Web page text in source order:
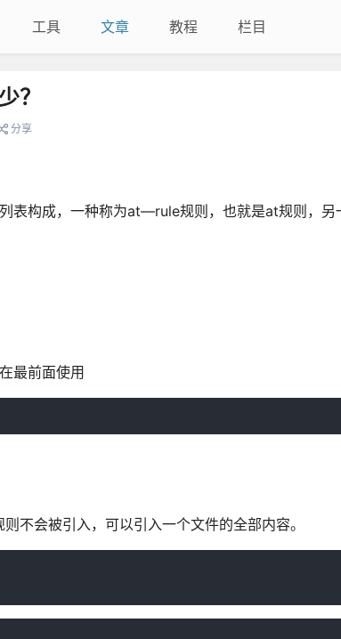
工具 文章 教程 栏目
？
分享
表构成，一种称为at—rule规则，也就是at规则，另
最前面使用
不会被引入，可以引入一个文件的全部内容。